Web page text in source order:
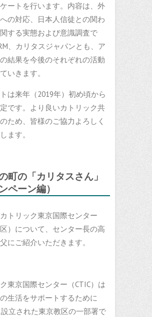
ートを行います。内容は、外
の対応、日本人信徒との関わ
する実態および意識調査で
、カリタスジャパンとも、ア
結果を今後のそれぞれの活動
いきます。
は来年（2019年）初め頃から
です。より良いカトリック共
ため、皆様のご協力よろしく
ます。
町の「カリタスさん」
ペーン編）
トリック東京国際センター
区）について、センター長の高
にご紹介いただきます。
東京国際センター（CTIC）は
生活をサポートするために
立された東京教区の一部署で